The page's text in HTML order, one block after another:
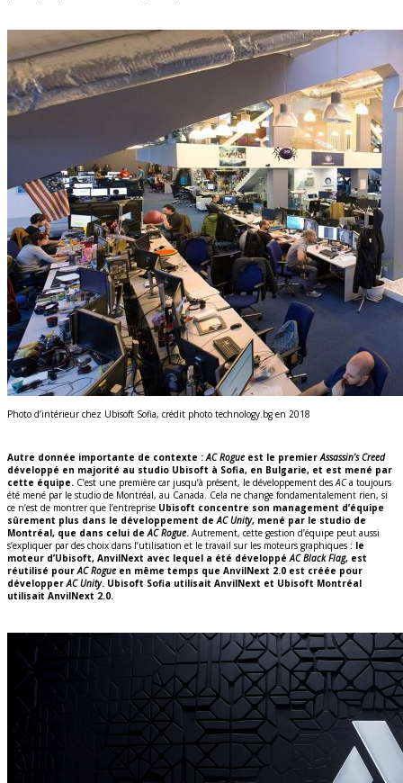
Photo d’intérieur chez Ubisoft Sofia, crédit photo technology.bg en 2018
Autre donnée importante de contexte : AC Rogue est le premier Assassin’s Creed
développé en majorité au studio Ubisoft à Sofia, en Bulgarie, et est mené par
cette équipe. C’est une première car jusqu’à présent, le développement des ACa toujours
été mené par le studio de Montréal, au Canada. Cela ne change fondamentalement rien, si
ce n’est de montrer que l’entreprise Ubisoft concentre son management d’équipe
sûrement plus dans le développement de AC Unity, mené par le studio de
Montréal, que dans celui de AC Rogue. Autrement, cette gestion d’équipe peut aussi
s’expliquer par des choix dans l’utilisation et le travail sur les moteurs graphiques : le
moteur d’Ubisoft, AnvilNext avec lequel a été développé AC Black Flag, est
réutilisé pour AC Rogue en même temps que AnvilNext 2.0 est créée pour
développer AC Unity. Ubisoft Sofia utilisait AnvilNext et Ubisoft Montréal
utilisait AnvilNext 2.0.